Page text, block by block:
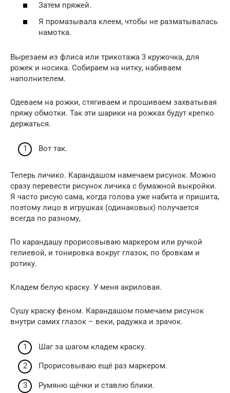
Затем пряжей.
Я промазывала клеем, чтобы не разматывалась
намотка.
Вырезаем из флиса или трикотажа 3 кружочка, для
рожек и носика. Собираем на нитку, набиваем
наполнителем.
Одеваем на рожки, стягиваем и прошиваем захватывая
пряжу обмотки. Так эти шарики на рожках будут крепко
держаться.
Вот так.
Теперь личико. Карандашом намечаем рисунок. Можно
сразу перевести рисунок личика с бумажной выкройки.
Я часто рисую сама, когда голова уже набита и пришита,
поэтому лицо в игрушках (одинаковых) получается
всегда по разному,
По карандашу прорисовываю маркером или ручкой
гелиевой, и тонировка вокруг глазок, по бровкам и
ротику.
Кладем белую краску. У меня акриловая.
Сушу краску феном. Карандашом помечаем рисунок
внутри самих глазок – веки, радужка и зрачок.
Шаг за шагом кладем краску.
Прорисовываю ещё раз маркером.
Румяню щёчки и ставлю блики.